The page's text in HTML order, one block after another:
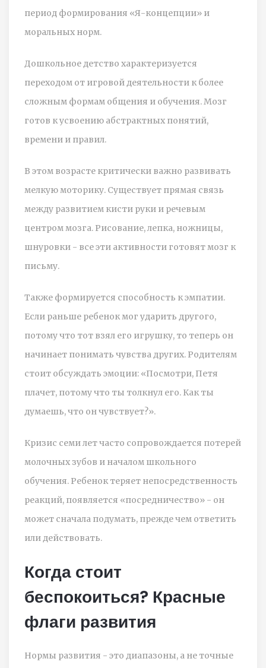
период формирования «Я-концепции» и
моральных норм.
Дошкольное детство характеризуется
переходом от игровой деятельности к более
сложным формам общения и обучения. Мозг
готов к усвоению абстрактных понятий,
времени и правил.
В этом возрасте критически важно развивать
мелкую моторику. Существует прямая связь
между развитием кисти руки и речевым
центром мозга. Рисование, лепка, ножницы,
шнуровки - все эти активности готовят мозг к
письму.
Также формируется способность к эмпатии.
Если раньше ребенок мог ударить другого,
потому что тот взял его игрушку, то теперь он
начинает понимать чувства других. Родителям
стоит обсуждать эмоции: «Посмотри, Петя
плачет, потому что ты толкнул его. Как ты
думаешь, что он чувствует?».
Кризис семи лет часто сопровождается потерей
молочных зубов и началом школьного
обучения. Ребенок теряет непосредственность
реакций, появляется «посредничество» - он
может сначала подумать, прежде чем ответить
или действовать.
Когда стоит
беспокоиться? Красные
флаги развития
Нормы развития - это диапазоны, а не точные